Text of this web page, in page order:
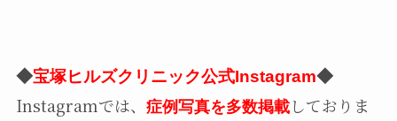
◆宝塚ヒルズクリニック公式Instagram◆
Instagramでは、 症例写真を多数掲載しておりま